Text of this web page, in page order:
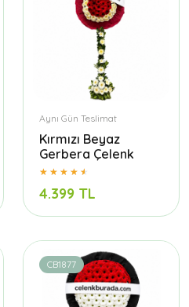
Aynı Gün Teslimat
Kırmızı Beyaz
Gerbera Çelenk
4.399 TL
CB1877